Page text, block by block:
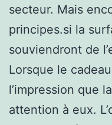
secteur. Mais
principes.si la
souviendront de
Lorsque le
l’impression que
attention à eux.